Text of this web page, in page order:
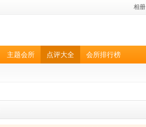
相册
主题会所 点评大全 会所排行榜